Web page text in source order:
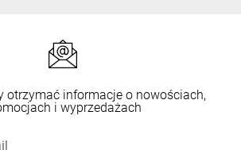
otrzymać informacje o nowościach,
i wyprzedażach